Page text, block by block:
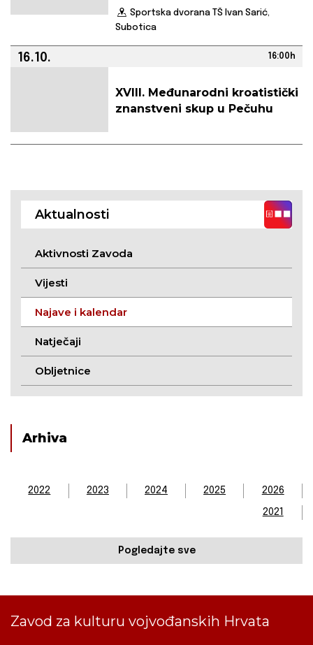
Sportska dvorana TŠ Ivan Sarić,
Subotica
16.10. 16:00h
XVIII. Međunarodni kroatistički
znanstveni skup u Pečuhu
Aktualnosti
Aktivnosti Zavoda
Vijesti
Najave i kalendar
Natječaji
Obljetnice
Arhiva
2026
2025
2024
2023
2022
2021
Pogledajte sve
Zavod za kulturu vojvođanskih Hrvata